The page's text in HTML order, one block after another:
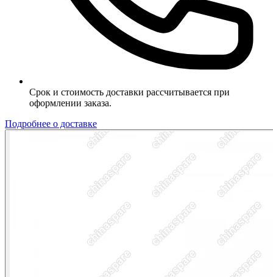
Срок и стоимость доставки рассчитывается при
оформлении заказа.
Подробнее о доставке